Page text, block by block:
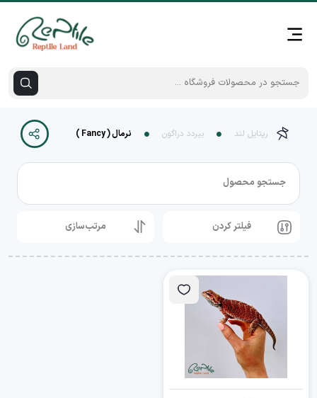
رپتایل لند بیردد دراگون نرمال ( Fancy )
جستجو محصول
فیلتر کردن مرتب‌سازی